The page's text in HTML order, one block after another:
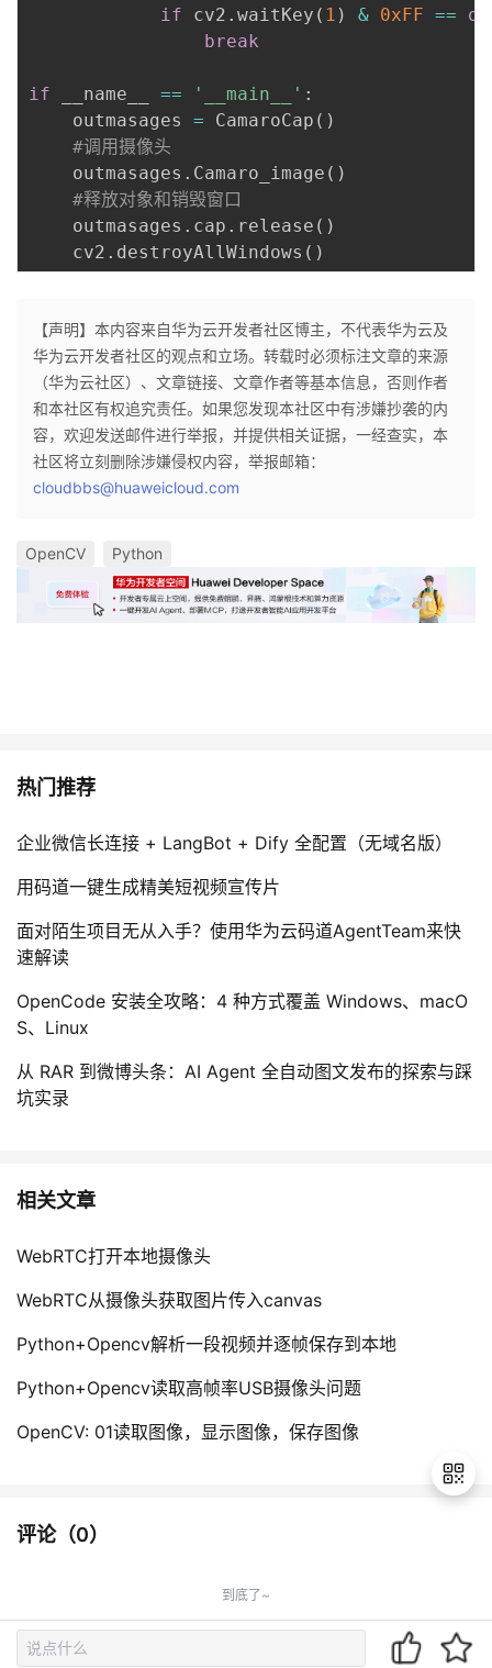
if cv2 . waitKey ( 1 ) & 0xFF ==
break
if __name__ == '__main__' :
    outmasages
= CamaroCap ( )
#调用摄像头
    outmasages
. Camaro_image ( )
#释放对象和销毁窗口
    outmasages
. cap . release ( )
    cv2
. destroyAllWindows ( )
【声明】本内容来自华为云开发者社区博主，不代表华为云及
华为云开发者社区的观点和立场。转载时必须标注文章的来源
（华为云社区）、文章链接、文章作者等基本信息，否则作者
和本社区有权追究责任。如果您发现本社区中有涉嫌抄袭的内
容，欢迎发送邮件进行举报，并提供相关证据，一经查实，本
社区将立刻删除涉嫌侵权内容，举报邮箱：
cloudbbs@huaweicloud.com
OpenCV Python
热门推荐
企业微信长连接 + LangBot + Dify 全配置（无域名版）
用码道一键生成精美短视频宣传片
面对陌生项目无从入手？使用华为云码道AgentTeam来快
速解读
OpenCode 安装全攻略：4 种方式覆盖 Windows、macO
S、Linux
从 RAR 到微博头条：AI Agent 全自动图文发布的探索与踩
坑实录
相关文章
WebRTC打开本地摄像头
WebRTC从摄像头获取图片传入canvas
Python+Opencv解析一段视频并逐帧保存到本地
Python+Opencv读取高帧率USB摄像头问题
OpenCV: 01读取图像，显示图像，保存图像
评论（0）
到底了~